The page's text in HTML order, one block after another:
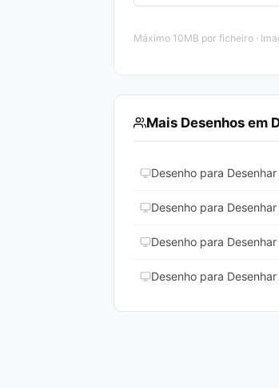
Máximo 10MB por ficheiro ·
Mais Desenhos em
Desenho para
Desenho para
Desenho para
Desenho para